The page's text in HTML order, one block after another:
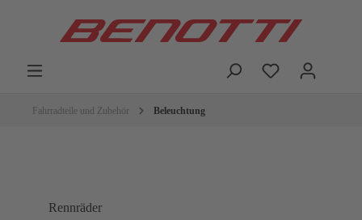
Fahrradteile und Zubehör Beleuchtung
Rennräder